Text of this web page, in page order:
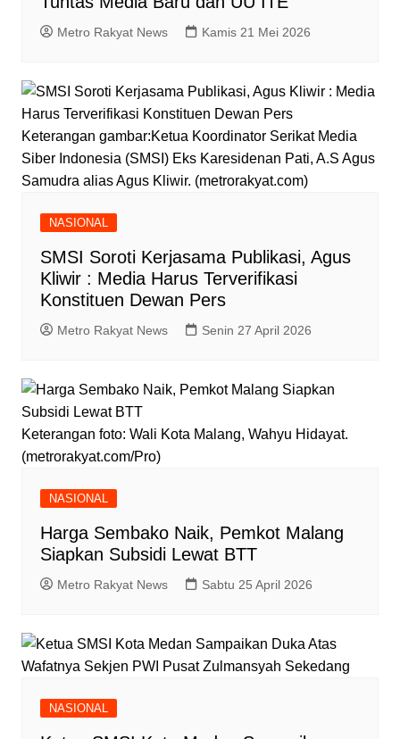
Metro Rakyat News Kamis 21 Mei 2026
Keterangan gambar:Ketua Koordinator Serikat Media
Siber Indonesia (SMSI) Eks Karesidenan Pati, A.S Agus
Samudra alias Agus Kliwir. (metrorakyat.com)
NASIONAL
SMSI Soroti Kerjasama Publikasi, Agus
Kliwir : Media Harus Terverifikasi
Konstituen Dewan Pers
Metro Rakyat News Senin 27 April 2026
Keterangan foto: Wali Kota Malang, Wahyu Hidayat.
(metrorakyat.com/Pro)
NASIONAL
Harga Sembako Naik, Pemkot Malang
Siapkan Subsidi Lewat BTT
Metro Rakyat News Sabtu 25 April 2026
NASIONAL